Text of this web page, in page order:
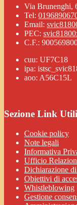
Via Brunenghi,
Tel:
Email:
PEC:
C.F.:
cuu: UF7C18
ipa:
aoo: A56C15L
Sezione Link Utili
Cookie policy
Note legali
Informativa
Ufficio
Dichiarazione
Obiettivi di
Whistleblowing
Gestione